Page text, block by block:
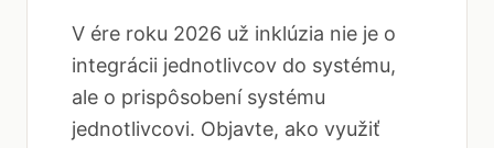
V ére roku 2026 už inklúzia nie je o
integrácii jednotlivcov do systému,
ale o prispôsobení systému
jednotlivcovi. Objavte, ako využiť